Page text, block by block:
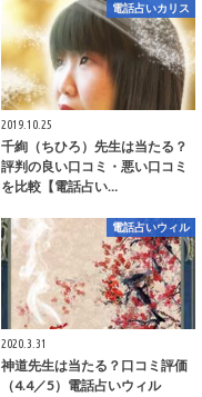
電話占いカリス
2019.10.25
千絢（ちひろ）先生は当たる？
評判の良い口コミ・悪い口コミ
を比較【電話占い…
電話占いウィル
2020.3.31
神道先生は当たる？口コミ評価
（4.4／5）電話占いウィル